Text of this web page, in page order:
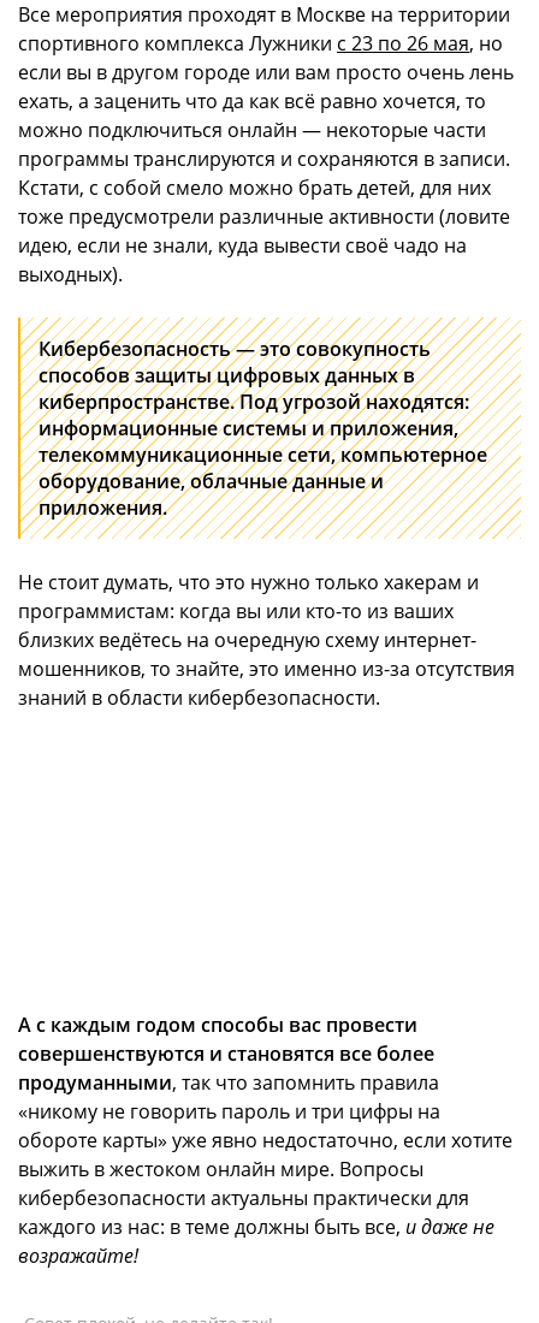
Все мероприятия проходят в Москве на территории
спортивного комплекса Лужники с 23 по 26 мая, но
если вы в другом городе или вам просто очень лень
ехать, а заценить что да как всё равно хочется, то
можно подключиться онлайн — некоторые части
программы транслируются и сохраняются в записи.
Кстати, с собой смело можно брать детей, для них
тоже предусмотрели различные активности (ловите
идею, если не знали, куда вывести своё чадо на
выходных).
Кибербезопасность — это совокупность
способов защиты цифровых данных в
киберпространстве. Под угрозой находятся:
информационные системы и приложения,
телекоммуникационные сети, компьютерное
оборудование, облачные данные и
приложения.
Не стоит думать, что это нужно только хакерам и
программистам: когда вы или кто-то из ваших
близких ведётесь на очередную схему интернет-
мошенников, то знайте, это именно из-за отсутствия
знаний в области кибербезопасности.
А с каждым годом способы вас провести
совершенствуются и становятся все более
продуманными, так что запомнить правила
«никому не говорить пароль и три цифры на
обороте карты» уже явно недостаточно, если хотите
выжить в жестоком онлайн мире. Вопросы
кибербезопасности актуальны практически для
каждого из нас: в теме должны быть все, и даже не
возражайте!